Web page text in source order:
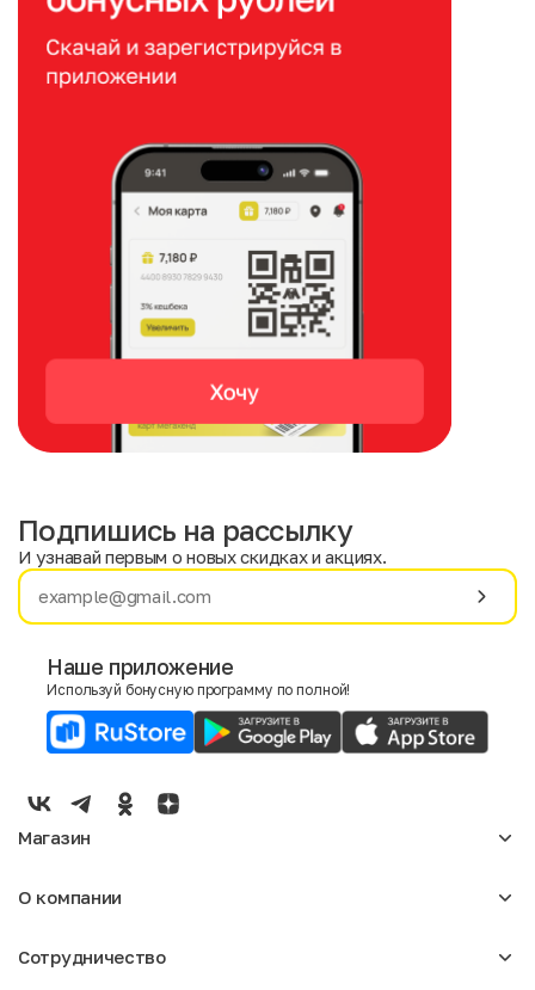
Имя
E-mail
Мужской
Женский
Подпишись на рассылку
И узнавай первым о новых скидках и акциях.
Наше приложение
Используй бонусную программу по полной!
Магазин
Мужское
О компании
Отзывы
Сотрудничество